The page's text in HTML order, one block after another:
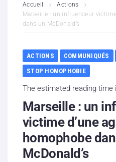
Contenus litigieux
Nous soutenir
Boutique
Partenaires
Contacts
Hébergement solidaire
Accueil
Actions
Marseille : un influenceur
dans un McDonald’s
ACTIONS COMMUNIQUÉS
STOP HOMOPHOBIE
The estimated reading time
Marseille : un
victime d’une
homophobe
McDonald’s